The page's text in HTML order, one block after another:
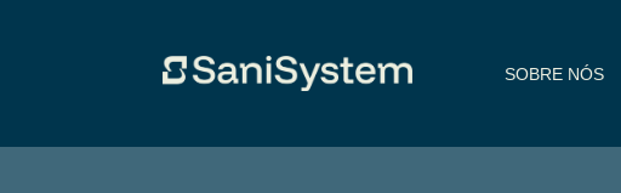
SOBRE NÓS